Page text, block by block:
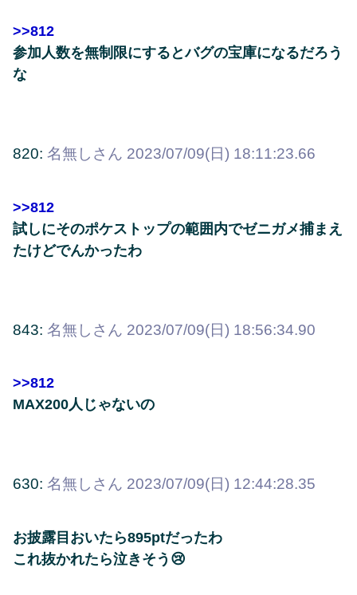
>>812
参加人数を無制限にするとバグの宝庫になるだろう
な
820: 名無しさん 2023/07/09(日) 18:11:23.66
>>812
試しにそのポケストップの範囲内でゼニガメ捕まえ
たけどでんかったわ
843: 名無しさん 2023/07/09(日) 18:56:34.90
>>812
MAX200人じゃないの
630: 名無しさん 2023/07/09(日) 12:44:28.35
お披露目おいたら895ptだったわ
これ抜かれたら泣きそう😢